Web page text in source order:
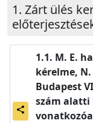
Zárt ülés
share
M. E.
kérelme,
Budapest
szám